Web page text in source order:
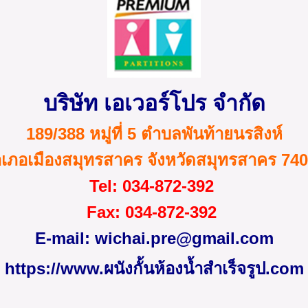
บริษัท เอเวอร์โปร จำกัด
189/388 หมู่ที่ 5 ตำบลพันท้ายนรสิงห์
ภอเมืองสมุทรสาคร จังหวัดสมุทรสาคร
Tel: 034-872-392
Fax: 034-872-392
E-mail: wichai.pre@gmail.com
https://www.ผนังกั้นห้องน้ำสําเร็จรูป.com